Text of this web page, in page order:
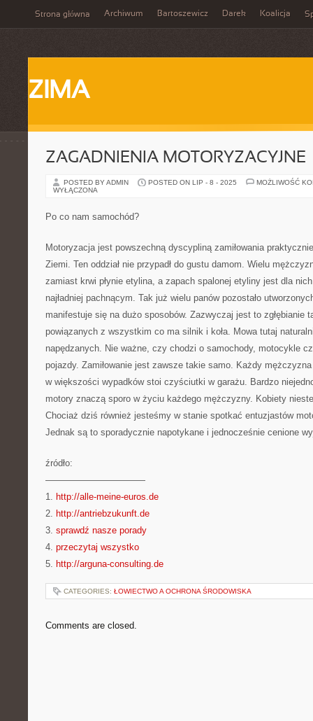
Strona główna Archiwum Bartoszewicz Darek Koalicja
ZIMA
ZAGADNIENIA MOTORYZACYJNE
POSTED BY ADMIN POSTED ON LIP - 8 - 2025
MOŻLIWOŚĆ
WYŁĄCZONA
Po co nam samochód?
Motoryzacja jest powszechną dyscypliną zamiłowania
Ziemi. Ten oddział nie przypadł do gustu damom. Wielu
zamiast krwi płynie etylina, a zapach spalonej etyliny jest dla
najładniej pachnącym. Tak już wielu panów pozostało
manifestuje się na dużo sposobów. Zazwyczaj jest to zgłębianie
powiązanych z wszystkim co ma silnik i koła. Mowa tutaj
napędzanych. Nie ważne, czy chodzi o samochody, motocykle
pojazdy. Zamiłowanie jest zawsze takie samo. Każdy
w większości wypadków stoi czyściutki w garażu. Bardzo
motory znaczą sporo w życiu każdego mężczyzny. Kobiety
Chociaż dziś również jesteśmy w stanie spotkać entuzjastów
Jednak są to sporadycznie napotykane i jednocześnie cenione
źródło:
———————————
1. http://alle-meine-euros.de
2. http://antriebzukunft.de
3. sprawdź nasze porady
4. przeczytaj wszystko
5. http://arguna-consulting.de
CATEGORIES: ŁOWIECTWO A OCHRONA ŚRODOWISKA
Comments are closed.